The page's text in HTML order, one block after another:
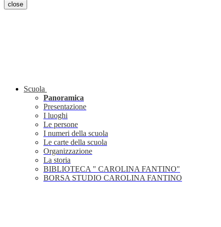
close
Scuola
Panoramica
Presentazione
I luoghi
Le persone
I numeri della scuola
Le carte della scuola
Organizzazione
La storia
BIBLIOTECA " CAROLINA FANTINO"
BORSA STUDIO CAROLINA FANTINO